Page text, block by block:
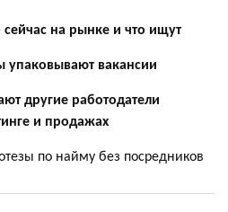
сейчас на рынке и что ищут
упаковывают вакансии
другие работодатели
и продажах
по найму без посредников